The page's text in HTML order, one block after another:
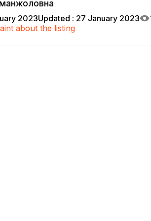
2023Updated : 27 January 2023
about the listing